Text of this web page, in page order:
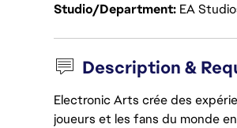
Studio/Department EA
Description &
Electronic Arts crée des
joueurs et les fans du monde